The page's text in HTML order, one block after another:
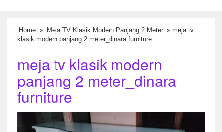
Home » Meja TV Klasik Modern Panjang 2 Meter » meja tv
klasik modern panjang 2 meter_dinara furniture
meja tv klasik modern
panjang 2 meter_dinara
furniture